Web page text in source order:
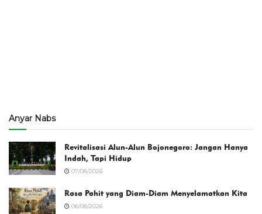
Anyar Nabs
Revitalisasi Alun-Alun Bojonegoro: Jangan Hanya
Indah, Tapi Hidup
07/08/2026
Rasa Pahit yang Diam-Diam Menyelamatkan Kita
06/08/2026